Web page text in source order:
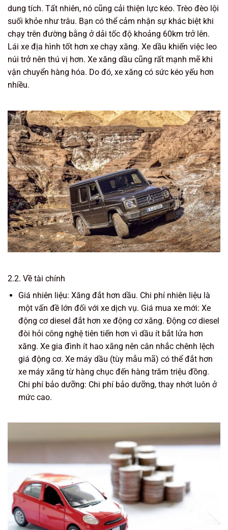
dung tích. Tất nhiên, nó cũng cải thiện lực kéo. Trèo đèo lội
suối khỏe như trâu. Bạn có thể cảm nhận sự khác biệt khi
chạy trên đường bằng ở dải tốc độ khoảng 60km trở lên.
Lái xe địa hình tốt hơn xe chạy xăng. Xe dầu khiến việc leo
núi trở nên thú vị hơn. Xe xăng dầu cũng rất mạnh mẽ khi
vận chuyển hàng hóa. Do đó, xe xăng có sức kéo yếu hơn
nhiều.
2.2. Về tài chính
Giá nhiên liệu: Xăng đắt hơn dầu. Chi phí nhiên liệu là
một vấn đề lớn đối với xe dịch vụ. Giá mua xe mới: Xe
động cơ diesel đắt hơn xe động cơ xăng. Động cơ diesel
đòi hỏi công nghệ tiên tiến hơn vì dầu ít bắt lửa hơn
xăng. Xe gia đình ít hao xăng nên cân nhắc chênh lệch
giá động cơ. Xe máy dầu (tùy mẫu mã) có thể đắt hơn
xe máy xăng từ hàng chục đến hàng trăm triệu đồng.
Chi phí bảo dưỡng: Chi phí bảo dưỡng, thay nhớt luôn ở
mức cao.